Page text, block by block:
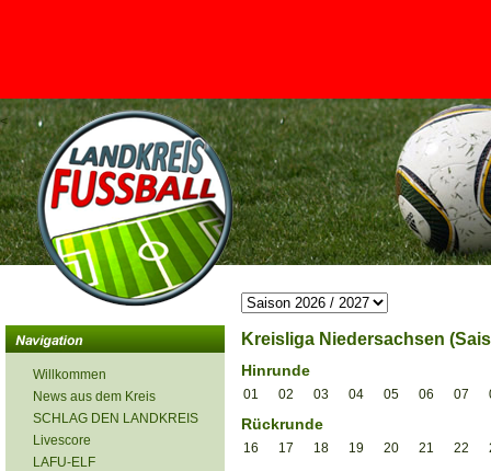
<
Willkommen
News aus dem Kreis
SCHLAG DEN LANDKREIS
Livescore
LAFU-ELF
Kreisliga Niedersachsen
Hinrunde
01 02 03 04 05 06 07
Rückrunde
16 17 18 19 20 21 22